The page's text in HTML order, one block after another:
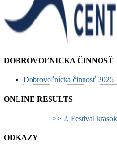
DOBROVOĽNÍCKA ČINNOSŤ
Dobrovoľnícka činnosť 2025
ONLINE RESULTS
>> 2. Festival
ODKAZY